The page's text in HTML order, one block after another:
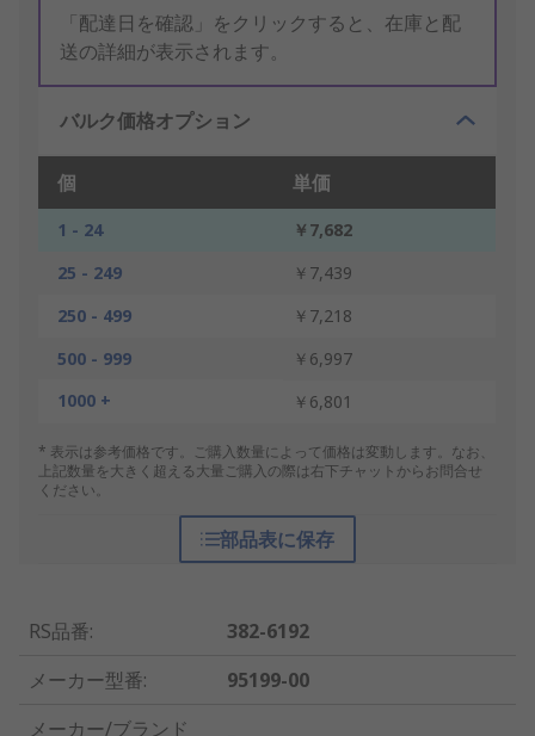
「配達日を確認」をクリックすると、在庫と配
送の詳細が表示されます。
バルク価格オプション
個 単価
1 - 24
￥7,682
25 - 249
￥7,439
250 - 499
￥7,218
500 - 999
￥6,997
1000 +
￥6,801
* 表示は参考価格です。ご購入数量によって価格は変動します。なお、
上記数量を大きく超える大量ご購入の際は右下チャットからお問合せ
ください。
部品表に保存
RS品番:
382-6192
メーカー型番:
95199-00
メーカー/ブランド